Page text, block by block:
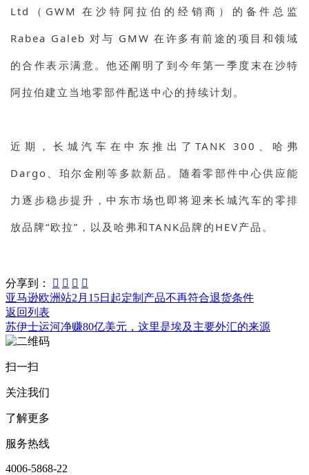
Ltd（GWM 在沙特阿拉伯的经销商）的备件总监
Rabea Galeb 对与 GMW 在许多有前途的项目和领域
的合作表示满意。他还阐明了到今年第一季度末在沙特
阿拉伯建立当地零部件配送中心的持续计划。
近期，长城汽车在中东推出了TANK 300、哈弗
Dargo、珀尔金刚等多款新品。随着零部件中心供应能
力逐步稳步提升，中东市场也即将迎来长城汽车的零排
放品牌“欧拉”，以及哈弗和TANK品牌的HEV产品。
分享到：    
亚马逊欧洲站2月15日起定制产品不再符合退货条件
返回列表
苏伊士运河净赚80亿美元，这里是埃及主要外汇的来源
扫一扫
关注我们
了解更多
服务热线
4006-5868-22